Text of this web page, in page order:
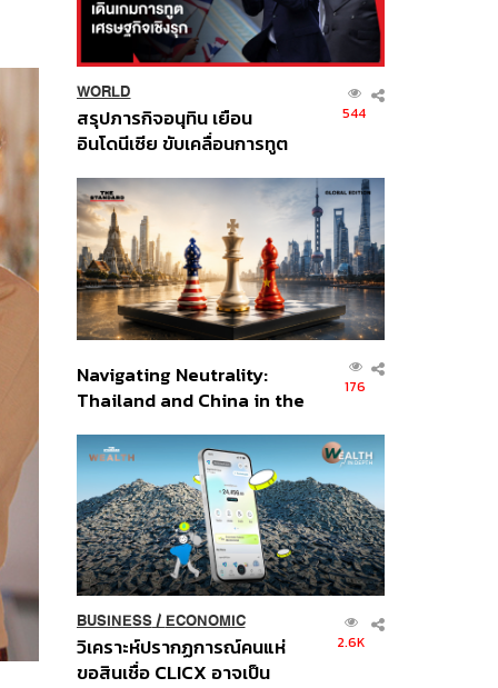
WORLD
สรุปภารกิจอนุทิน เยือน
อินโดนีเซีย ขับเคลื่อนการทูต
ส่วนยุทธศาสตร์ไทย –
อินโดนีเซีย
544
Navigating Neutrality:
Thailand and China in the
Order
176
BUSINESS/ ECONOMIC
วิเคราะห์ปรากฏการณ์คนแห่
ขอสินเชื่อ CLICX อาจเป็น
2.6K